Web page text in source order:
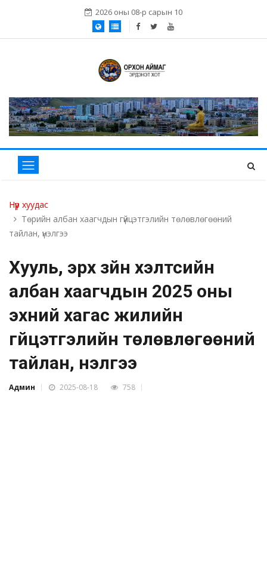
2026 оны 08-р сарын 10
Нүүр хуудас
Төрийн албан хаагчдын гүйцэтгэлийн төлөвлөгөөний
тайлан, үнэлгээ
Хууль, эрх зүйн хэлтсийн
албан хаагчдын 2025 оны
эхний хагас жилийн
гүйцэтгэлийн төлөвлөгөөний
тайлан, үнэлгээ
Админ 2025-08-18 758